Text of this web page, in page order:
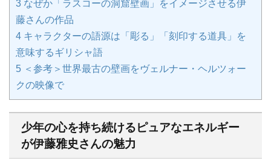
3 なぜか「ラスコーの洞窟壁画」をイメージさせる伊
藤さんの作品
4 キャラクターの語源は「彫る」「刻印する道具」を
意味するギリシャ語
5 ＜参考＞世界最古の壁画をヴェルナー・ヘルツォー
クの映像で
少年の心を持ち続けるピュアなエネルギー
が伊藤雅史さんの魅力